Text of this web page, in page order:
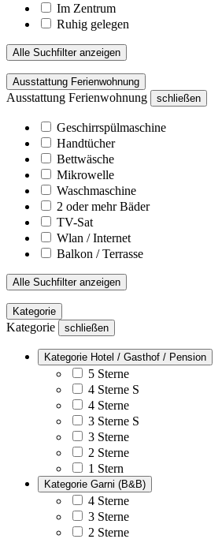
Im Zentrum
Ruhig gelegen
Alle Suchfilter anzeigen
Ausstattung Ferienwohnung
Ausstattung Ferienwohnung schließen
Geschirrspülmaschine
Handtücher
Bettwäsche
Mikrowelle
Waschmaschine
2 oder mehr Bäder
TV-Sat
Wlan / Internet
Balkon / Terrasse
Alle Suchfilter anzeigen
Kategorie
Kategorie schließen
Kategorie Hotel / Gasthof / Pension
5 Sterne
4 Sterne S
4 Sterne
3 Sterne S
3 Sterne
2 Sterne
1 Stern
Kategorie Garni (B&B)
4 Sterne
3 Sterne
2 Sterne